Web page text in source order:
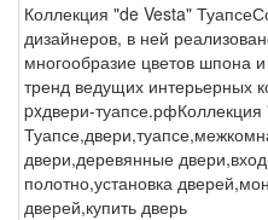
Коллекция "de Vesta" Туапсе
дизайнеров, в ней
многообразие цветов шпона
тренд ведущих интерьерных
pxдвери-туапсе.рф
двери,деревянные
полотно,установка
дверей,купить дверь